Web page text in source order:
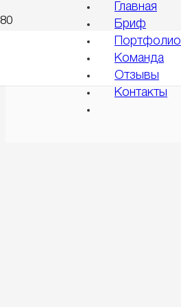
Главная
Бриф
Портфолио
Команда
Отзывы
Контакты
Правовые документы >